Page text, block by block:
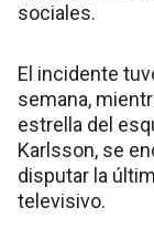
sociales.
El incidente
semana,
estrella del
Karlsson, se
disputar la
televisivo.